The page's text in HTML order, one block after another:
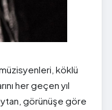
köklü
her geçen yıl
görünüşe göre